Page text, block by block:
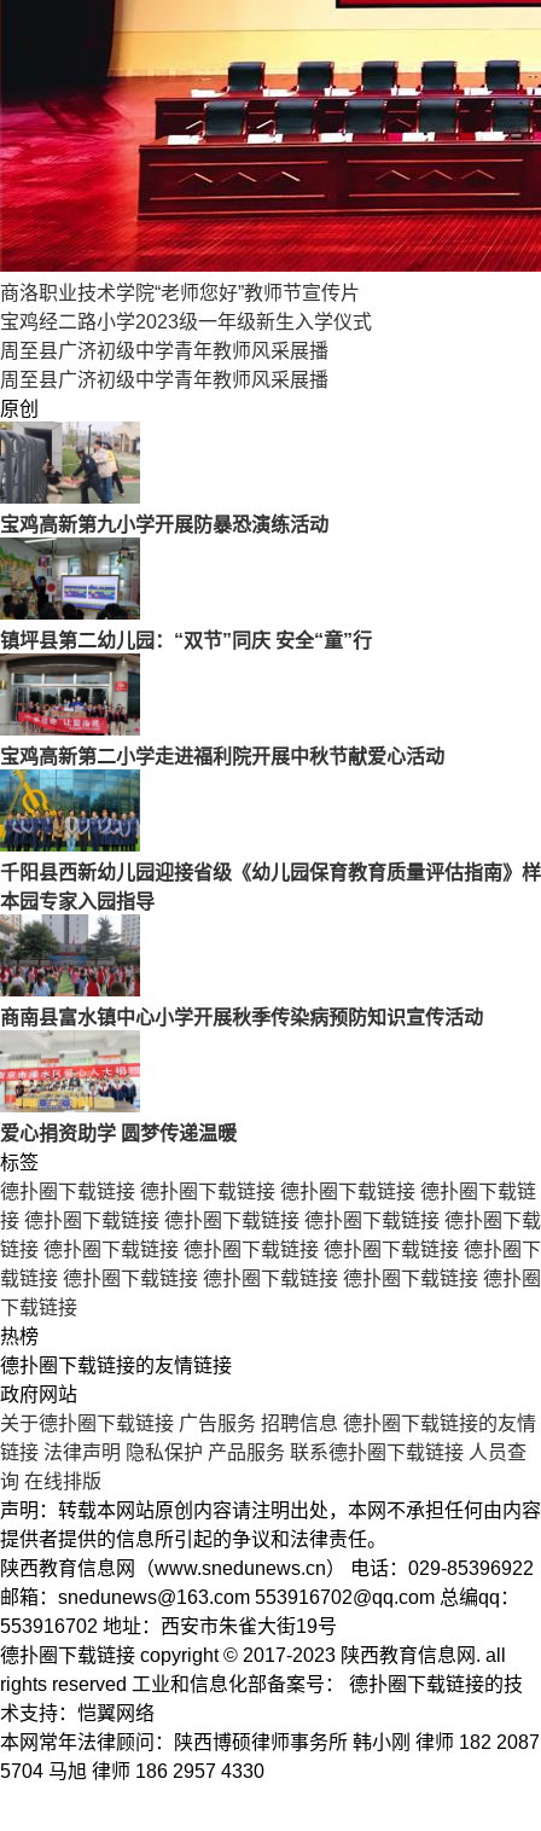
商洛职业技术学院“老师您好”教师节宣传片
宝鸡经二路小学2023级一年级新生入学仪式
周至县广济初级中学青年教师风采展播
周至县广济初级中学青年教师风采展播
原创
宝鸡高新第九小学开展防暴恐演练活动
镇坪县第二幼儿园：“双节”同庆 安全“童”行
宝鸡高新第二小学走进福利院开展中秋节献爱心活动
千阳县西新幼儿园迎接省级《幼儿园保育教育质量评估指南》样
本园专家入园指导
商南县富水镇中心小学开展秋季传染病预防知识宣传活动
爱心捐资助学 圆梦传递温暖
标签
德扑圈下载链接 德扑圈下载链接 德扑圈下载链接 德扑圈下载链
接 德扑圈下载链接 德扑圈下载链接 德扑圈下载链接 德扑圈下载
链接 德扑圈下载链接 德扑圈下载链接 德扑圈下载链接 德扑圈下
载链接 德扑圈下载链接 德扑圈下载链接 德扑圈下载链接 德扑圈
下载链接
热榜
德扑圈下载链接的友情链接
政府网站
关于德扑圈下载链接 广告服务 招聘信息 德扑圈下载链接的友情
链接 法律声明 隐私保护 产品服务 联系德扑圈下载链接 人员查
询 在线排版
声明：转载本网站原创内容请注明出处，本网不承担任何由内容
提供者提供的信息所引起的争议和法律责任。
陕西教育信息网（www.snedunews.cn） 电话：029-85396922
邮箱： snedunews@163.com 553916702@qq.com 总编qq：
553916702 地址：西安市朱雀大街19号
德扑圈下载链接 copyright © 2017-2023 陕西教育信息网. all
rights reserved 工业和信息化部备案号： 德扑圈下载链接的技
术支持：恺翼网络
本网常年法律顾问：陕西博硕律师事务所 韩小刚 律师 182 2087
5704 马旭 律师 186 2957 4330